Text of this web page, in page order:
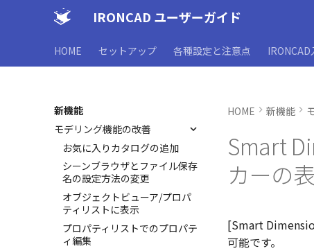
IRONCAD ユーザーガイド
HOME セットアップ 各種設定と注意点 IRONCAD
新機能
モデリング機能の改善
お気に入りカタログの追加
シーンブラウザとファイル保存
名の設定方法の変更
オブジェクトビューア/プロパ
ティリストに表示
プロパティリストでのプロパテ
ィ編集
HOME 新機能
Smart
カーの
[Smart
可能です。